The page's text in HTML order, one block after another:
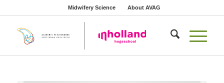
Midwifery Science About AVAG